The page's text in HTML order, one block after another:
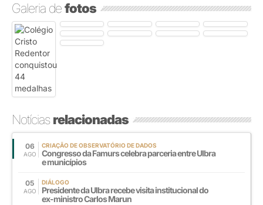
Galeria defotos
Notíciasrelacionadas
06
AGO
CRIAÇÃO DE OBSERVATÓRIO DE DADOS
Congresso da Famurs celebra parceria entre Ulbra
e municípios
05
AGO
DIÁLOGO
Presidente da Ulbra recebe visita institucional do
ex-ministro Carlos Marun